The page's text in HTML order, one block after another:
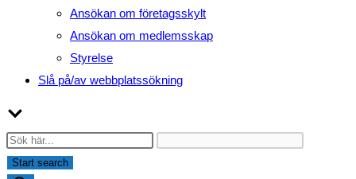
Ansökan om företagsskylt
Ansökan om medlemsskap
Styrelse
Slå på/av webbplatssökning